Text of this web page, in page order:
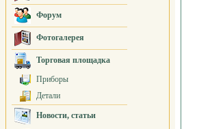
Форум
Фотогалерея
Торговая площадка
Приборы
Детали
Новости, статьи